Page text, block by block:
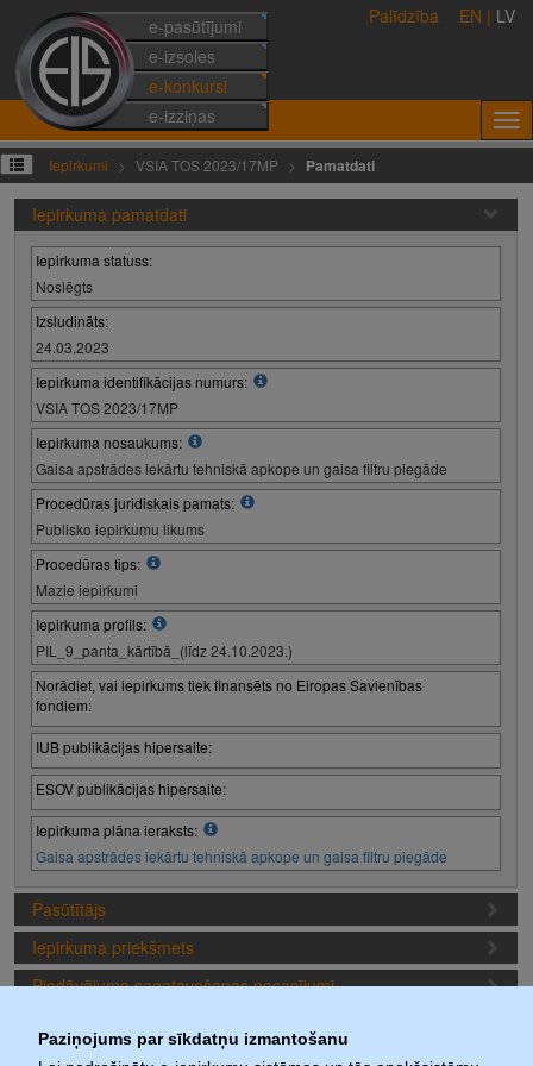
Paziņojums par sīkdatņu izmantošanu
e-pasūtījumi
e-izsoles
e-konkursi
e-izziņas
Palīdzība EN | LV
Iepirkumi VSIA TOS 2023/17MP Pamatdati
Iepirkuma pamatdati
Iepirkuma statuss:
Noslēgts
Izsludināts:
24.03.2023
Iepirkuma identifikācijas numurs:
VSIA TOS 2023/17MP
Iepirkuma nosaukums:
Gaisa apstrādes iekārtu tehniskā apkope un gaisa filtru piegāde
Procedūras juridiskais pamats:
Publisko iepirkumu likums
Procedūras tips:
Mazie iepirkumi
Iepirkuma profils:
PIL_9_panta_kārtībā_(līdz 24.10.2023.)
Norādiet, vai iepirkums tiek finansēts no Eiropas Savienības
fondiem:
IUB publikācijas hipersaite:
ESOV publikācijas hipersaite:
Iepirkuma plāna ieraksts:
Gaisa apstrādes iekārtu tehniskā apkope un gaisa filtru piegāde
Pasūtītājs
Iepirkuma priekšmets
Piedāvājuma sagatavošanas nosacījumi
Iepirkuma daļas